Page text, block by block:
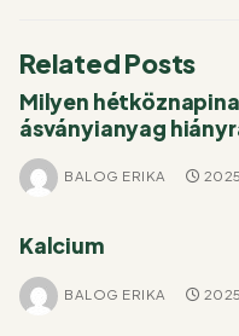
Related Posts
Milyen
ásványianyag
BALOG ERIKA
Kalcium
BALOG ERIKA